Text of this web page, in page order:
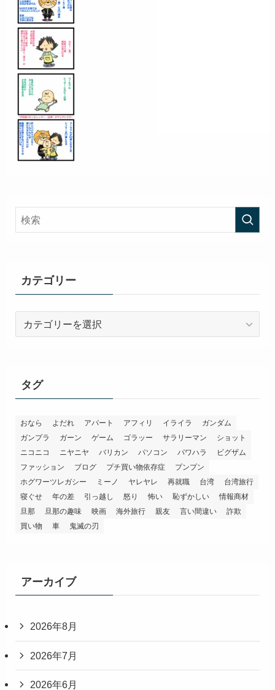
カテゴリー
タグ
おなら よだれ アパート アフィリ イライラ
ガンダム
ガンプラ
ガーン ゲーム ゴラッー サラリーマン
ショット
ニコニコ
ニヤニヤ バリカン パソコン パワハラ
ビグザム
ファッション
ブログ プチ買い物依存症
プンプン
ホグワーツレガシー
ミーノ ヤレヤレ 再就職 台湾
台湾旅行
寝ぐせ
年の差 引っ越し 怒り 怖い 恥ずかしい
情報商材
旦那
旦那の趣味 映画 海外旅行 親友 言い間違い
詐欺
買い物
車 鬼滅の刃
アーカイブ
2026年8月
2026年7月
2026年6月